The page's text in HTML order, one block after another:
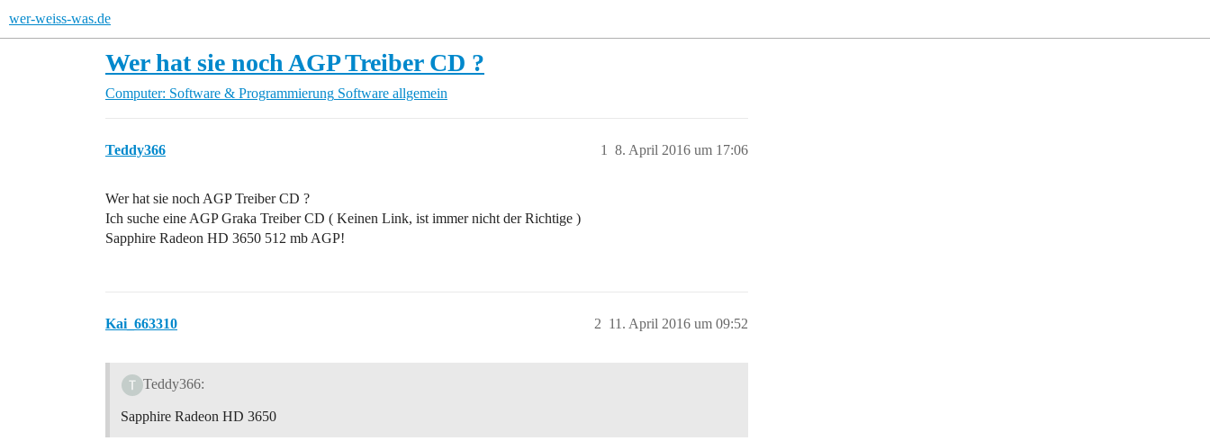
wer-weiss-was.de
Wer hat sie noch AGP Treiber CD ?
Computer: Software & Programmierung Software allgemein
Teddy366 8. April 2016 um 17:06
1
Wer hat sie noch AGP Treiber CD ?
Ich suche eine AGP Graka Treiber CD ( Keinen Link, ist immer nicht der Richtige )
Sapphire Radeon HD 3650 512 mb AGP!
Kai_663310 11. April 2016 um 09:52
2
Teddy366:
Sapphire Radeon HD 3650